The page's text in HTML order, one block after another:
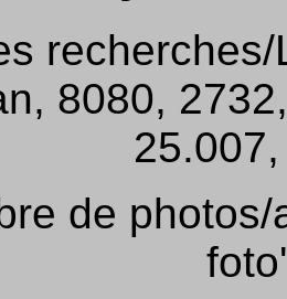
8080,
de